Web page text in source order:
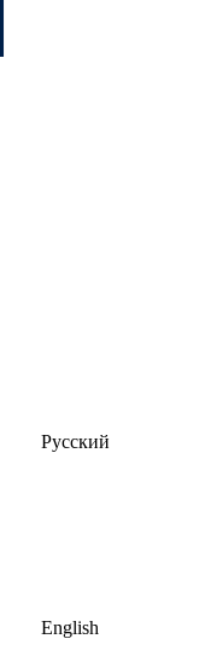
Русский
English